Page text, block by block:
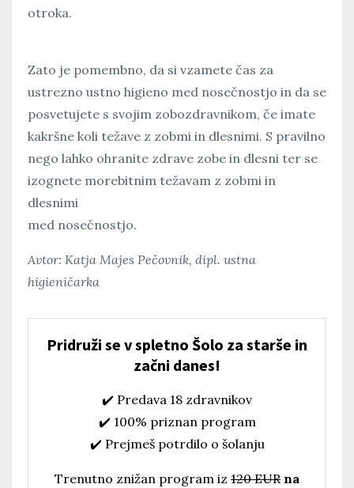
otroka.
Zato je pomembno, da si vzamete čas za
ustrezno ustno higieno med nosečnostjo in da se
posvetujete s svojim zobozdravnikom, če imate
kakršne koli težave z zobmi in dlesnimi. S pravilno
nego lahko ohranite zdrave zobe in dlesni ter se
izognete morebitnim težavam z zobmi in
dlesnimi
med nosečnostjo.
Avtor: Katja Majes Pečovnik, dipl. ustna
higieničarka
Pridruži se v spletno Šolo za starše in
začni danes!
✔️ Predava 18 zdravnikov
✔️ 100% priznan program
✔️ Prejmeš potrdilo o šolanju
Trenutno znižan program iz 120 EUR na